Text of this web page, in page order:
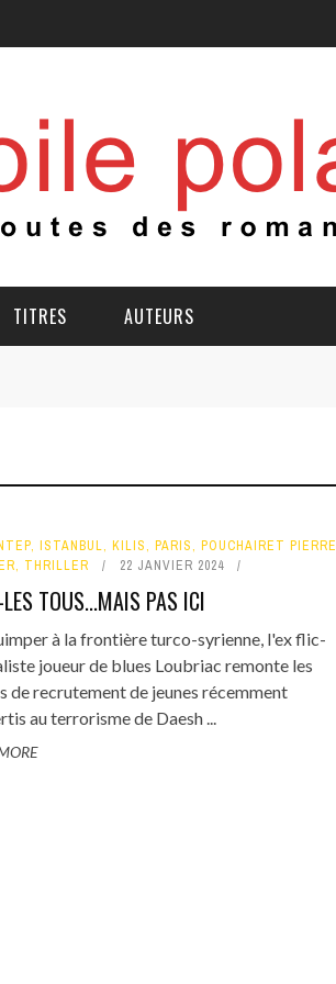
TITRES AUTEURS
, ISTANBUL, KILIS, PARIS, POUCHAIRET PIERRE
, THRILLER 22 JANVIER 2024
TOUS...MAIS PAS ICI
à la frontière turco-syrienne, l'ex flic-
joueur de blues Loubriac remonte les
de recrutement de jeunes récemment
au terrorisme de Daesh ...